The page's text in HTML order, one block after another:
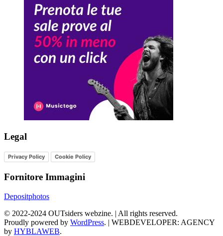
Legal
Privacy Policy Cookie Policy
Fornitore Immagini
Depositphotos
© 2022-2024 OUTsiders webzine. | All rights reserved.
Proudly powered by WordPress. | WEBDEVELOPER: AGENCY
by HYBLAWEB.